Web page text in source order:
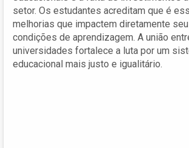
setor. Os estudantes acreditam que é
melhorias que impactem diretamente
condições de aprendizagem. A união
universidades fortalece a luta por um
educacional mais justo e igualitário.